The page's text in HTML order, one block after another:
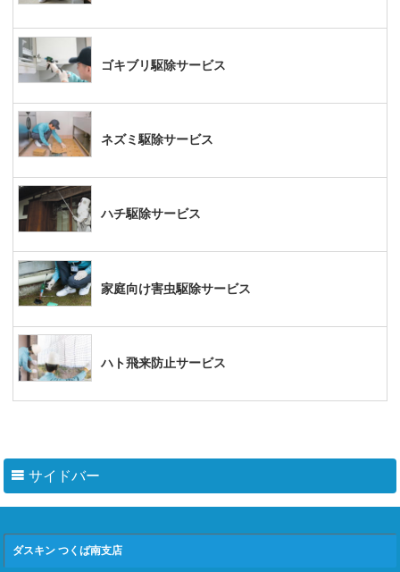
ゴキブリ駆除サービス
ネズミ駆除サービス
ハチ駆除サービス
家庭向け害虫駆除サービス
ハト飛来防止サービス
サイドバー
ダスキン つくば南支店